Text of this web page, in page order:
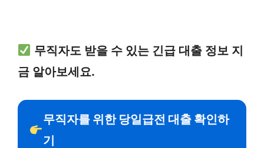
무직자도 받을 수 있는 긴급 대출 정보 지
금 알아보세요.
무직자를 위한 당일급전 대출 확인하
기